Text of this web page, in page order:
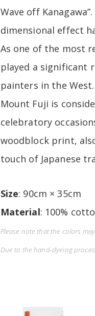
Wave off
dimensional effect
As one of the most
played a significant
painters in the West.
Mount Fuji is
celebratory
woodblock print,
touch of Japanese
Size: 90cm × 35cm
Material: 100%
Please note that the colors
Due to the hand-dyeing